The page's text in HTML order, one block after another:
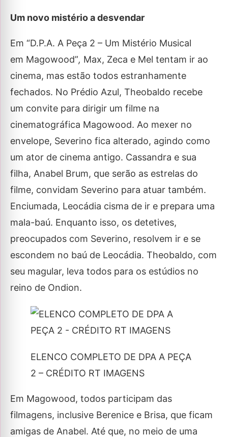
Um novo mistério a desvendar
Em “D.P.A. A Peça 2 – Um Mistério Musical
em Magowood”, Max, Zeca e Mel tentam ir ao
cinema, mas estão todos estranhamente
fechados. No Prédio Azul, Theobaldo recebe
um convite para dirigir um filme na
cinematográfica Magowood. Ao mexer no
envelope, Severino fica alterado, agindo como
um ator de cinema antigo. Cassandra e sua
filha, Anabel Brum, que serão as estrelas do
filme, convidam Severino para atuar também.
Enciumada, Leocádia cisma de ir e prepara uma
mala-baú. Enquanto isso, os detetives,
preocupados com Severino, resolvem ir e se
escondem no baú de Leocádia. Theobaldo, com
seu magular, leva todos para os estúdios no
reino de Ondion.
ELENCO COMPLETO DE DPA A PEÇA
2 – CRÉDITO RT IMAGENS
Em Magowood, todos participam das
filmagens, inclusive Berenice e Brisa, que ficam
amigas de Anabel. Até que, no meio de uma